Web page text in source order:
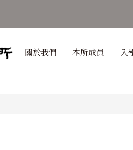
關於我們 本所成員 入